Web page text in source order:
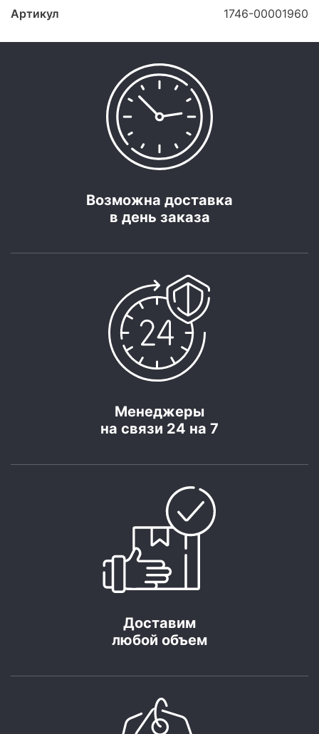
Артикул 1746-00001960
Возможна доставка
в день заказа
Менеджеры
на связи 24 на 7
Доставим
любой объем